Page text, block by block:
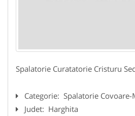
Spalatorie Curatatorie Cristuru
Categorie: Spalatorie
Judet: Harghita